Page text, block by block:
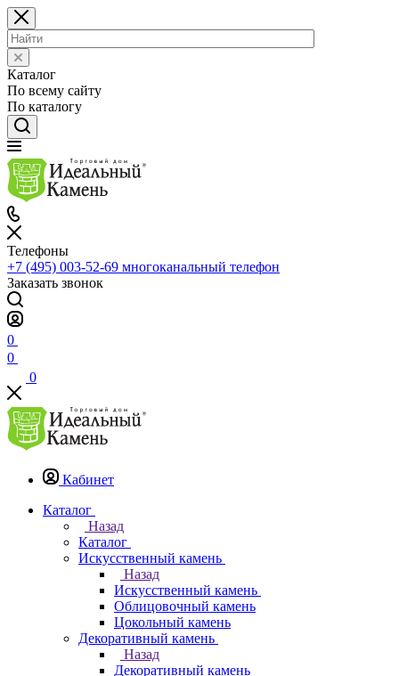
Каталог
По всему сайту
По каталогу
Телефоны
+7 (495) 003-52-69 многоканальный телефон
Заказать звонок
0
0
0
Кабинет
Каталог
Назад
Каталог
Искусственный камень
Назад
Искусственный камень
Облицовочный камень
Цокольный камень
Декоративный камень
Назад
Декоративный камень